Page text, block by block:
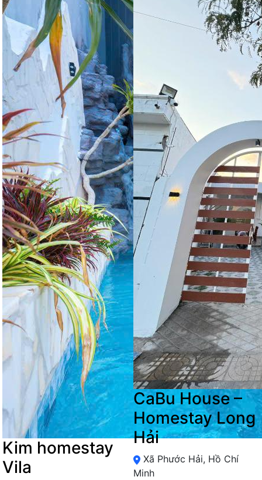
Kim homestay
Vila
CaBu House –
Homestay Long
Hải
Xã Phước Hải, Hồ Chí
Minh